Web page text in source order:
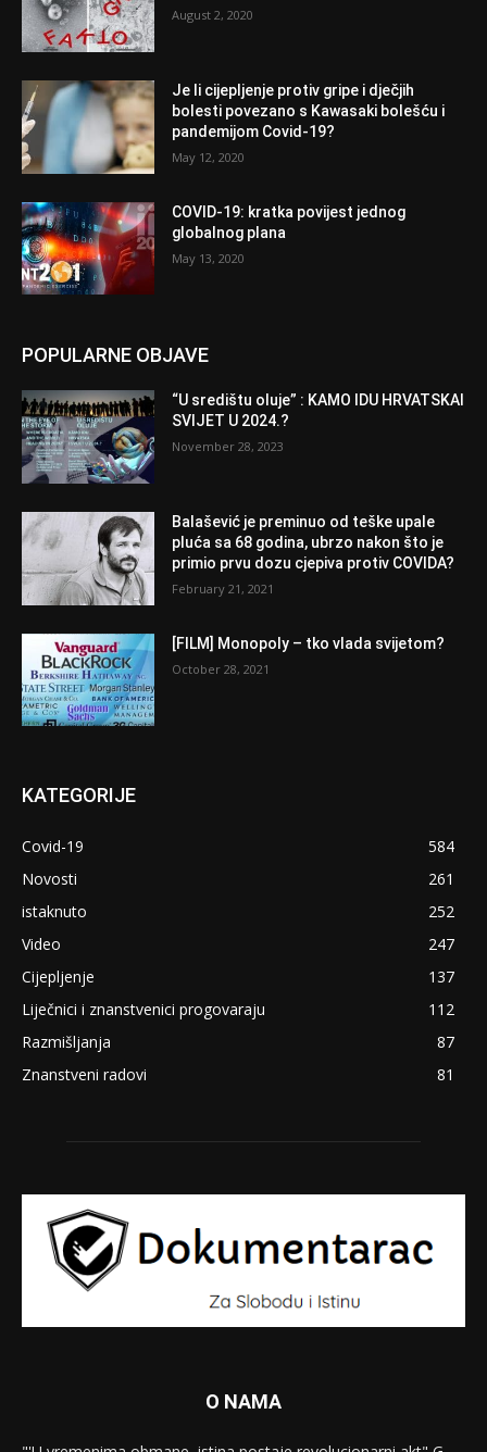
August 2, 2020
Je li cijepljenje protiv gripe i dječjih
bolesti povezano s Kawasaki bolešću i
pandemijom Covid-19?
May 12, 2020
COVID-19: kratka povijest jednog
globalnog plana
May 13, 2020
POPULARNE OBJAVE
“U središtu oluje” : KAMO IDU HRVATSKAI
SVIJET U 2024.?
November 28, 2023
Balašević je preminuo od teške upale
pluća sa 68 godina, ubrzo nakon što je
primio prvu dozu cjepiva protiv COVIDA?
February 21, 2021
[FILM] Monopoly – tko vlada svijetom?
October 28, 2021
KATEGORIJE
Covid-19
584
Novosti
261
istaknuto
252
Video
247
Cijepljenje
137
Liječnici i znanstvenici progovaraju
112
Razmišljanja
87
Znanstveni radovi
81
O NAMA